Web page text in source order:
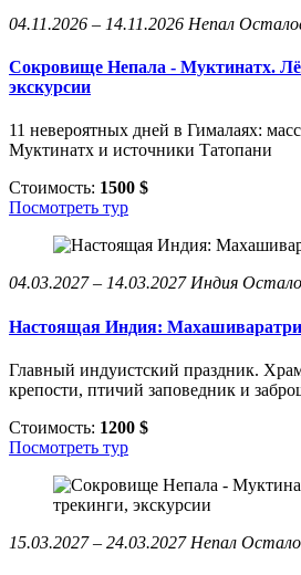
04.11.2026 – 14.11.2026 Непал
Сокровище Непала - Муктинатх.
экскурсии
11 невероятных дней в Гималаях:
Муктинатх и источники Татопани
Стоимость: 1500 $
Посмотреть тур
04.03.2027 – 14.03.2027 Индия
Настоящая Индия:
Главный индуистский праздник.
крепости, птичий заповедник и
Стоимость: 1200 $
Посмотреть тур
15.03.2027 – 24.03.2027 Непал